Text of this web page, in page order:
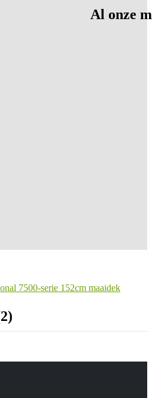
Al onze
7500-serie 152cm maaidek